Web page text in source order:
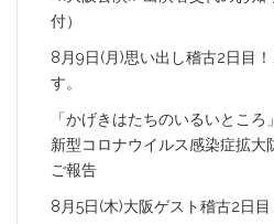
付）
8月9日(月)思い出し稽古2日目
す。
「かげきはたちのいるいとこ
新型コロナウイルス感染症拡大
ご報告
8月5日(木)大阪ゲスト稽古2日目